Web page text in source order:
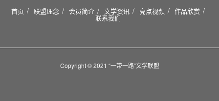
首页 联盟理念 会员简介 文学资讯 亮点视频 作品欣赏
联系我们
Copyright © 2021 “一带一路”文学联盟